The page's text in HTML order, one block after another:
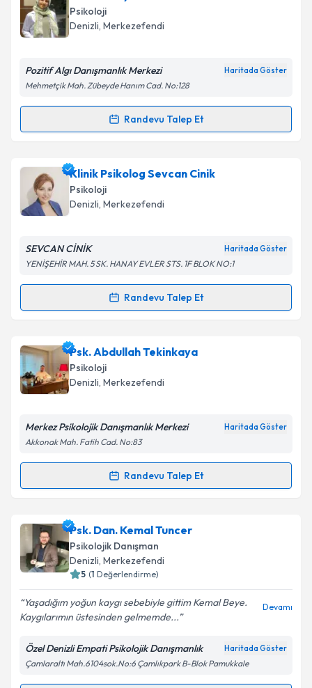
Takvim Talebini Gönder
oluşturun. Size bu uzmandan randevu almanız için bir
takvim hazırlandığında e-posta ile bilgilendireceğiz.
Kişisel verilerimin işlenmesine ilişkin
Metni'ni okudum ve kişisel verilerimin belirtilen
Takvim Talebini Gönder
Psikoloji
Denizli, Merkezefendi
Pozitif Algı Danışmanlık Merkezi Haritada Göster
Mehmetçik Mah. Zübeyde Hanım Cad. No:128
Randevu Talep Et
Randevu Takvimi Talebi
Psk. Rumeysa Selma Korkutiçin randevu takvimi
talebi oluşturun. Size bu uzmandan randevu almanız
için bir takvim hazırlandığında e-posta ile
bilgilendireceğiz.
E-posta Adresiniz
Kişisel verilerimin işlenmesine ilişkinAydınlatma
kapsamda işlenmesini kabul ediyorum.
Takvim Talebini Gönder
Klinik Psikolog Sevcan Cinik
Psikoloji
Denizli, Merkezefendi
SEVCAN CİNİK Haritada Göster
YENİŞEHİR MAH. 5 SK. HANAY EVLER STS. 1F BLOK NO:1
Randevu Talep Et
Randevu Takvimi Talebi
Klinik Psikolog Sevcan Cinikiçin randevu takvimi
talebi oluşturun. Size bu uzmandan randevu almanız
için bir takvim hazırlandığında e-posta ile
bilgilendireceğiz.
Kişisel verilerimin işlenmesine ilişkinAydınlatma
kapsamda işlenmesini kabul ediyorum.
Takvim Talebini Gönder
Psk. Abdullah Tekinkaya
Psikoloji
Denizli, Merkezefendi
Merkez Psikolojik Danışmanlık Merkezi Haritada Göster
Akkonak Mah. Fatih Cad. No:83
Randevu Talep Et
Randevu Takvimi Talebi
Psk. Abdullah Tekinkayaiçin randevu takvimi talebi
oluşturun. Size bu uzmandan randevu almanız için bir
takvim hazırlandığında e-posta ile bilgilendireceğiz.
Kişisel verilerimin işlenmesine ilişkin
Aydınlatma
Metni'ni okudum ve kişisel verilerimin belirtilen
kapsamda işlenmesini kabul ediyorum.
Psk. Dan. Kemal Tuncer
Psikolojik Danışman
Denizli, Merkezefendi
5 (1 Değerlendirme)
Yaşadığım yoğun kaygı sebebiyle gittim Kemal Beye.
Kaygılarımın üstesinden gelmemde...
Devamı
Özel Denizli Empati Psikolojik Danışmanlık Haritada Göster
Çamlaraltı Mah.6104sok.No:6 Çamlıkpark B-Blok Pamukkale